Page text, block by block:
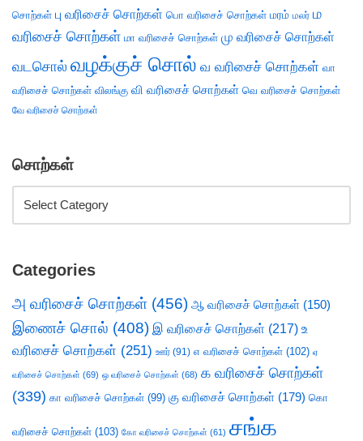
சொற்கள் பு வரிசைச் சொற்கள் பொ வரிசைச் சொற்கள் மரம் மலர் ம
வரிசைச் சொற்கள் மா வரிசைச் சொற்கள் மு வரிசைச் சொற்கள்
வடசொல் வழக்குச் சொல் வ வரிசைச் சொற்கள் வா
வரிசைச் சொற்கள் விலங்கு வி வரிசைச் சொற்கள் வெ வரிசைச் சொற்கள்
வே வரிசைச் சொற்கள்
சொற்கள்
Categories
அ வரிசைச் சொற்கள் (456) ஆ வரிசைச் சொற்கள் (150)
இணைச் சொல் (408) இ வரிசைச் சொற்கள் (217) உ
வரிசைச் சொற்கள் (251) ஊர் (91) எ வரிசைச் சொற்கள் (102) ஏ
வரிசைச் சொற்கள் (69) ஒ வரிசைச் சொற்கள் (68) க வரிசைச் சொற்கள்
(339) கா வரிசைச் சொற்கள் (99) கு வரிசைச் சொற்கள் (179) கொ
வரிசைச் சொற்கள் (103) கோ வரிசைச் சொற்கள் (61) சங்க